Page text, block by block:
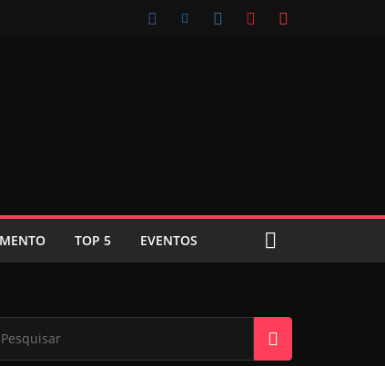
TOP 5 EVENTOS